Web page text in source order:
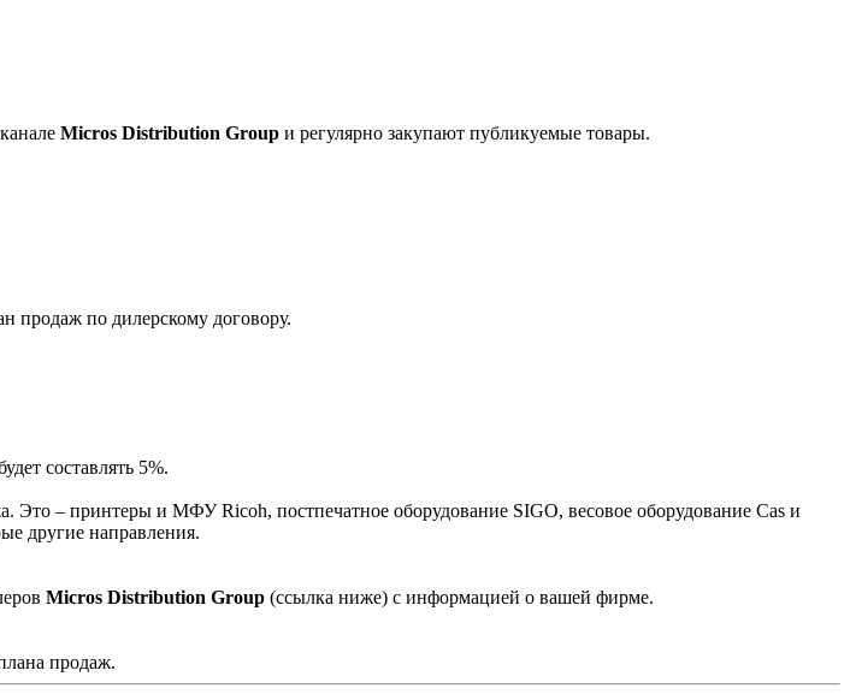
Micros Distribution Group и регулярно закупают публикуемые товары.
по дилерскому договору.
составлять 5%.
Это – принтеры и МФУ Ricoh, постпечатное оборудование SIGO, весовое оборудование Cas и
другие направления.
Micros Distribution Group (ссылка ниже) с информацией о вашей фирме.
продаж.